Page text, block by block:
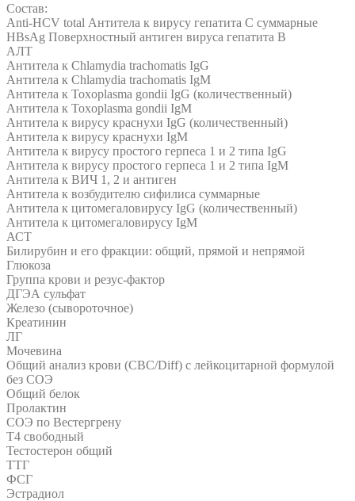
Состав:
Anti-HCV total Антитела к вирусу гепатита С суммарные
HBsAg Поверхностный антиген вируса гепатита В
АЛТ
Антитела к Chlamydia trachomatis IgG
Антитела к Chlamydia trachomatis IgM
Антитела к Toxoplasma gondii IgG (количественный)
Антитела к Toxoplasma gondii IgM
Антитела к вирусу краснухи IgG (количественный)
Антитела к вирусу краснухи IgM
Антитела к вирусу простого герпеса 1 и 2 типа IgG
Антитела к вирусу простого герпеса 1 и 2 типа IgM
Антитела к ВИЧ 1, 2 и антиген
Антитела к возбудителю сифилиса суммарные
Антитела к цитомегаловирусу IgG (количественный)
Антитела к цитомегаловирусу IgM
АСТ
Билирубин и его фракции: общий, прямой и непрямой
Глюкоза
Группа крови и резус-фактор
ДГЭА сульфат
Железо (сывороточное)
Креатинин
ЛГ
Мочевина
Общий анализ крови (CBC/Diff) с лейкоцитарной формулой
без СОЭ
Общий белок
Пролактин
СОЭ по Вестергрену
Т4 свободный
Тестостерон общий
ТТГ
ФСГ
Эстрадиол